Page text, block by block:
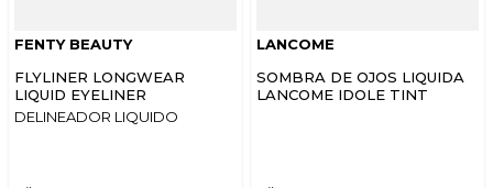
FENTY BEAUTY
FLYLINER LONGWEAR
LIQUID EYELINER
DELINEADOR LIQUIDO
LANCOME
SOMBRA DE OJOS LIQUIDA
LANCOME IDOLE TINT